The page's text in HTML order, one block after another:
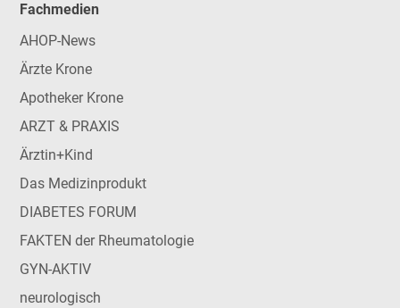
Fachmedien
AHOP-News
Ärzte Krone
Apotheker Krone
ARZT & PRAXIS
Ärztin+Kind
Das Medizinprodukt
DIABETES FORUM
FAKTEN der Rheumatologie
GYN-AKTIV
neurologisch